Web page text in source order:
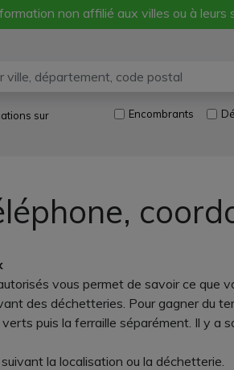
non affilié aux villes ou à leurs
sur Encombrants
vous permet de savoir ce que
des déchetteries. Pour gagner du
puis la ferraille séparément. Il y a
la localisation ou la déchetterie.